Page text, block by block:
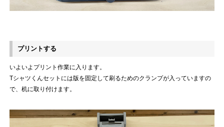
プリントする
いよいよプリント作業に入ります。
Tシャツくんセットには版を固定して刷るためのクランプが入っていますの
で、机に取り付けます。